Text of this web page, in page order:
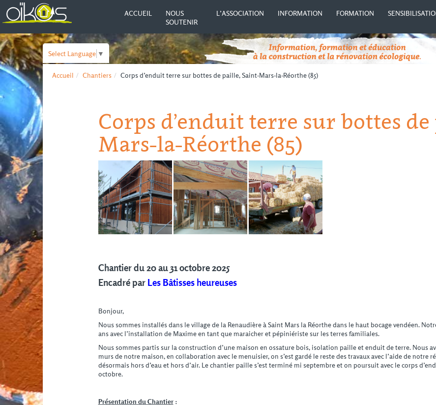
ACCUEIL
NOUS
SOUTENIR
L’ASSOCIATION INFORMATION FORMATION
Select Language ▼
Accueil Chantiers Corps d’enduit terre sur bottes de paille, Saint-Mars-la-Réorthe (85)
Corps d’enduit terre sur bottes
Mars-la-Réorthe (85)
Chantier du 20 au 31 octobre 2025
Encadré par Les Bâtisses heureuses
Bonjour,
Nous sommes installés dans le village de la Renaudière à Saint Mars la Réorthe dans le haut bocage vendéen.
ans avec l’installation de Maxime en tant que maraicher et pépiniériste sur les terres familiales.
Nous sommes partis sur la construction d’une maison en ossature bois, isolation paille et enduit de terre. Nous
murs de notre maison, en collaboration avec le menuisier, on s’est gardé le reste des travaux avec l’aide de notre
désormais hors d’eau et hors d’air. Le chantier paille s’est terminé mi septembre et on poursuit avec le corps
octobre.
Présentation du Chantier: